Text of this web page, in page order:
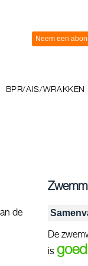
BPR/AIS/WRAKKEN
de
De
is goed